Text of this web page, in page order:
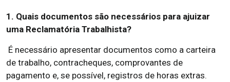
1. Quais documentos são necessários para ajuizar
uma Reclamatória Trabalhista?
É necessário apresentar documentos como a carteira
de trabalho, contracheques, comprovantes de
pagamento e, se possível, registros de horas extras.